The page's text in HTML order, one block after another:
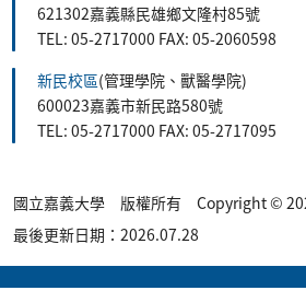
621302嘉義縣民雄鄉文隆村85號
TEL: 05-2717000 FAX: 05-2060598
新民校區(管理學院、獸醫學院)
600023嘉義市新民路580號
TEL: 05-2717000 FAX: 05-2717095
國立嘉義大學 版權所有 Copyright ©
最後更新日期：2026.07.28